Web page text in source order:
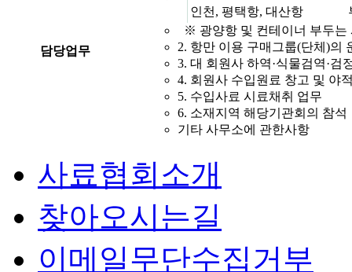
담당업무
인천, 평택항, 대산항
※ 광양항 및 컨테이너 부두는
2. 항만 이용 구매그룹(단체)의
3. 대 회원사 하역·식물검역·검
4. 회원사 수입원료 창고 및 야
5. 수입사료 시료채취 업무
6. 소재지역 해당기관회의 참석
기타 사무소에 관한사항
사료협회소개
찾아오시는길
이메일무단수집거부